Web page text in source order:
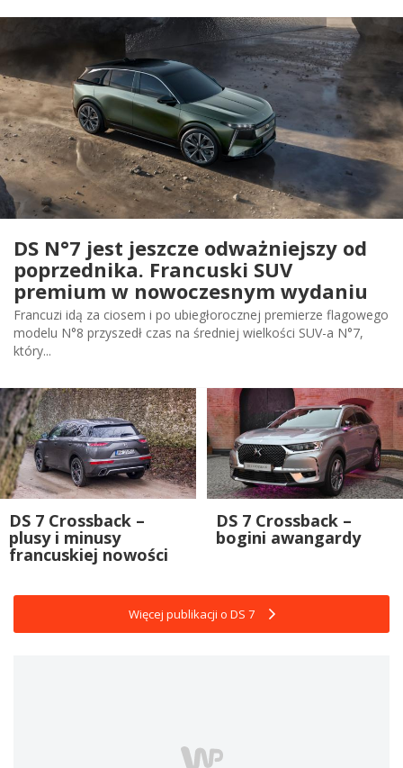
DS N°7 jest jeszcze odważniejszy od
poprzednika. Francuski SUV
premium w nowoczesnym wydaniu
Francuzi idą za ciosem i po ubiegłorocznej premierze flagowego
modelu N°8 przyszedł czas na średniej wielkości SUV-a N°7,
który...
DS 7 Crossback –
plusy i minusy
francuskiej nowości
DS 7 Crossback –
bogini awangardy
Więcej publikacji o DS 7